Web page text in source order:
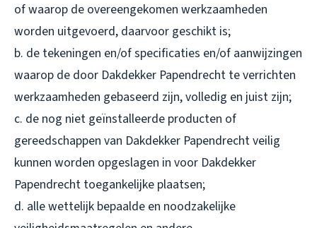
of waarop de overeengekomen werkzaamheden
worden uitgevoerd, daarvoor geschikt is;
b. de tekeningen en/of specificaties en/of aanwijzingen
waarop de door Dakdekker Papendrecht te verrichten
werkzaamheden gebaseerd zijn, volledig en juist zijn;
c. de nog niet geïnstalleerde producten of
gereedschappen van Dakdekker Papendrecht veilig
kunnen worden opgeslagen in voor Dakdekker
Papendrecht toegankelijke plaatsen;
d. alle wettelijk bepaalde en noodzakelijke